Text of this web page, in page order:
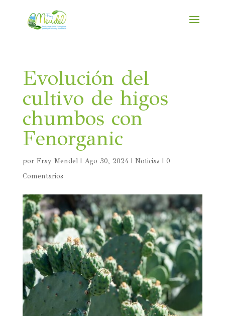
Evolución del
cultivo de higos
chumbos con
Fenorganic
por Fray Mendel| Ago 30, 2024| Noticias | 0
Comentarios